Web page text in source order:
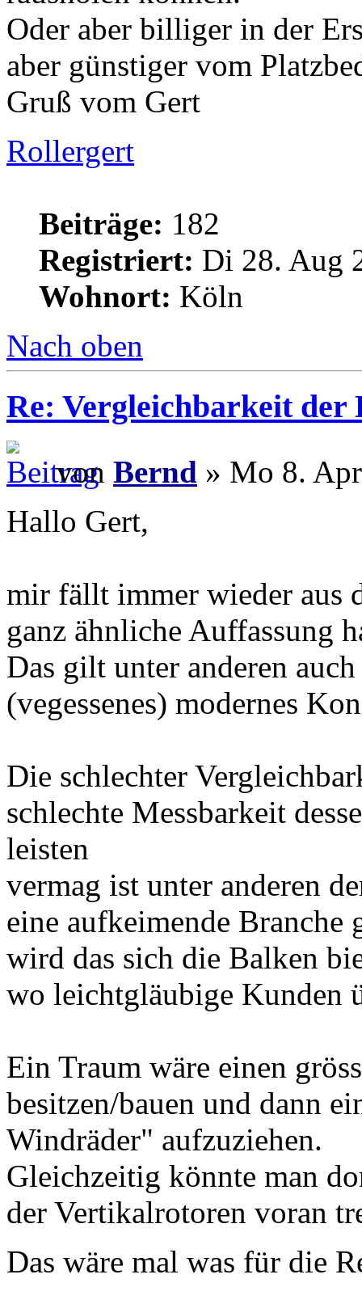
Oder aber billiger in der
aber günstiger vom
Gruß vom Gert
Rollergert
Beiträge: 182
Registriert: Di 28. Aug
Wohnort: Köln
Nach oben
Re: Vergleichbarkeit der
von Bernd » Mo 8.
Hallo Gert,
mir fällt immer wieder aus
ganz ähnliche Auffassung
Das gilt unter anderen
(vegessenes) modernes
Die schlechter
schlechte Messbarkeit
leisten
vermag ist unter anderen
eine aufkeimende
wird das sich die Balken
wo leichtgläubige Kunden
Ein Traum wäre einen
besitzen/bauen und dann
Windräder" aufzuziehen.
Gleichzeitig könnte man
der Vertikalrotoren voran
Das wäre mal was für die